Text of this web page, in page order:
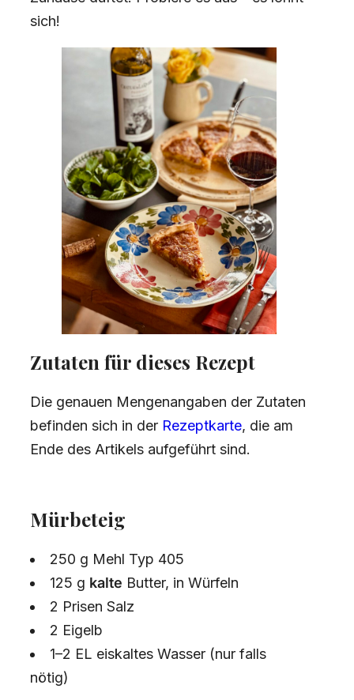
sich!
Zutaten für dieses Rezept
Die genauen Mengenangaben der Zutaten
befinden sich in der Rezeptkarte, die am
Ende des Artikels aufgeführt sind.
Mürbeteig
250 g Mehl Typ 405
125 g kalte Butter, in Würfeln
2 Prisen Salz
2 Eigelb
1–2 EL eiskaltes Wasser (nur falls
nötig)